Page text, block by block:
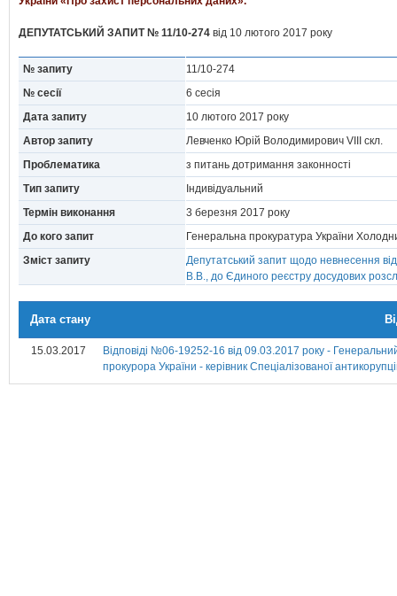
ДЕПУТАТСЬКИЙ ЗАПИТ № 11/10-274 від 10 лютого 2017 року
№ запиту
11/10-274
№ сесії
6 сесія
Дата запиту
10 лютого 2017 року
Автор запиту
Левченко Юрій Володимирович VIII скл.
Проблематика
з питань дотримання законності
Тип запиту
Індивідуальний
Термін виконання
3 березня 2017 року
До кого запит
Генеральна прокуратура України
Зміст запиту
Депутатський запит щодо невнесення
В.В., до Єдиного реєстру досудових
Дата стану
15.03.2017
Відповіді №06-19252-16 від 09.03.2017 року -
прокурора України - керівник Спеціалізованої